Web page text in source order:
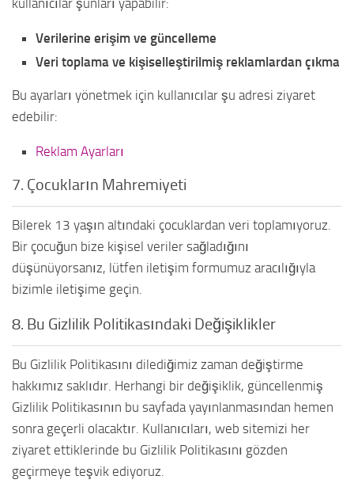
kullanıcılar şunları yapabilir:
Verilerine erişim ve güncelleme
Veri toplama ve kişiselleştirilmiş reklamlardan çıkma
Bu ayarları yönetmek için kullanıcılar şu adresi ziyaret
edebilir:
Reklam Ayarları
7. Çocukların Mahremiyeti
Bilerek 13 yaşın altındaki çocuklardan veri toplamıyoruz.
Bir çocuğun bize kişisel veriler sağladığını
düşünüyorsanız, lütfen iletişim formumuz aracılığıyla
bizimle iletişime geçin.
8. Bu Gizlilik Politikasındaki Değişiklikler
Bu Gizlilik Politikasını dilediğimiz zaman değiştirme
hakkımız saklıdır. Herhangi bir değişiklik, güncellenmiş
Gizlilik Politikasının bu sayfada yayınlanmasından hemen
sonra geçerli olacaktır. Kullanıcıları, web sitemizi her
ziyaret ettiklerinde bu Gizlilik Politikasını gözden
geçirmeye teşvik ediyoruz.